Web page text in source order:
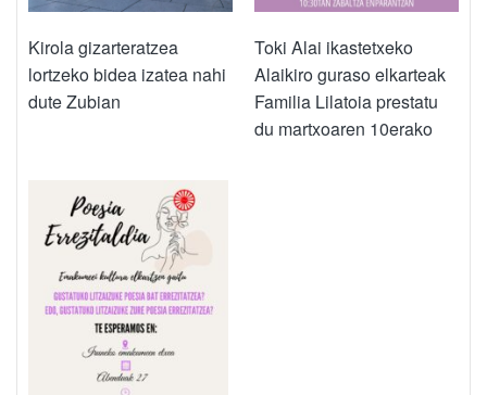
Kirola gizarteratzea
lortzeko bidea izatea nahi
dute Zubian
Toki Alai ikastetxeko
Alaikiro guraso elkarteak
Familia Lilatoia prestatu
du martxoaren 10erako